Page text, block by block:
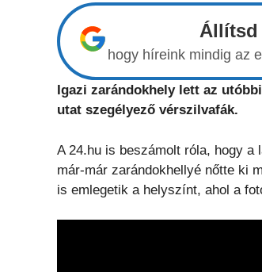
Állítsd
hogy híreink mindig az
Igazi zarándokhely lett az
utat szegélyező vérszilvafák.
A 24.hu is beszámolt róla, hogy a
már-már zarándokhellyé nőtte ki
is emlegetik a helyszínt, ahol a